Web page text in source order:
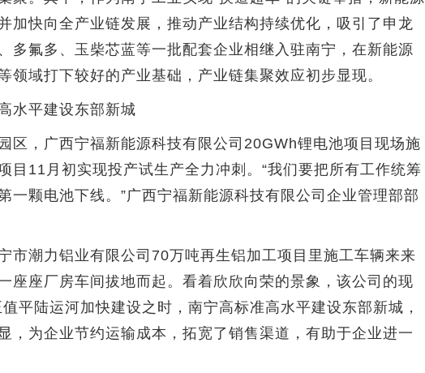
加快向全产业链发展，推动产业结构持续优化，吸引了申龙
多氟多、玉柴芯蓝等一批配套企业相继入驻南宁，在新能源
领域打下较好的产业基础，产业链集聚效应初步显现。
平建设东部新城
，广西宁福新能源科技有限公司20GWh锂电池项目现场施
目11月初实现投产试生产全力冲刺。“我们要把所有工作统筹
一颗电池下线。”广西宁福新能源科技有限公司企业管理部部
潮力铝业有限公司70万吨再生铝加工项目里施工车辆来来
座座厂房车间拔地而起。看着欣欣向荣的景象，该公司的现
平陆运河加快建设之时，南宁高标准高水平建设东部新城，
，为企业节约运输成本，拓宽了销售渠道，有助于企业进一